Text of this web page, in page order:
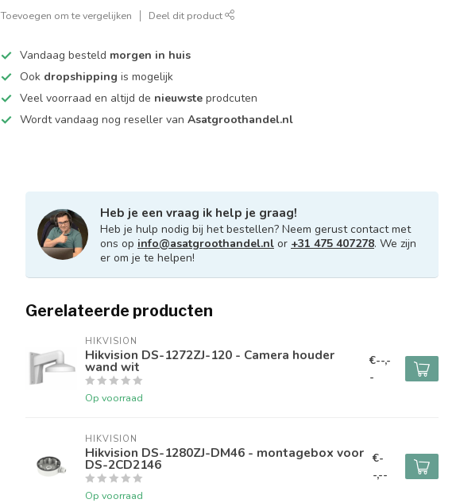
Toevoegen om te vergelijken Deel dit product
Vandaag besteld morgen in huis
Ook dropshipping is mogelijk
Veel voorraad en altijd de nieuwste prodcuten
Wordt vandaag nog reseller vanAsatgroothandel.nl
Heb je een vraag ik help je graag!
Heb je hulp nodig bij het bestellen? Neem gerust contact met
ons op info@asatgroothandel.nl or +31 475 407278. We zijn
er om je te helpen!
Gerelateerde producten
HIKVISION
Hikvision DS-1272ZJ-120 - Camera houder
wand wit
Op voorraad
€--,-
-
HIKVISION
Hikvision DS-1280ZJ-DM46 - montagebox voor
DS-2CD2146
Op voorraad
€-
-,--